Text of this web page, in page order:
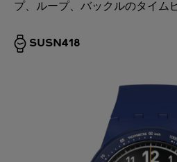
プ、ループ、バックルのタイム
SUSN418